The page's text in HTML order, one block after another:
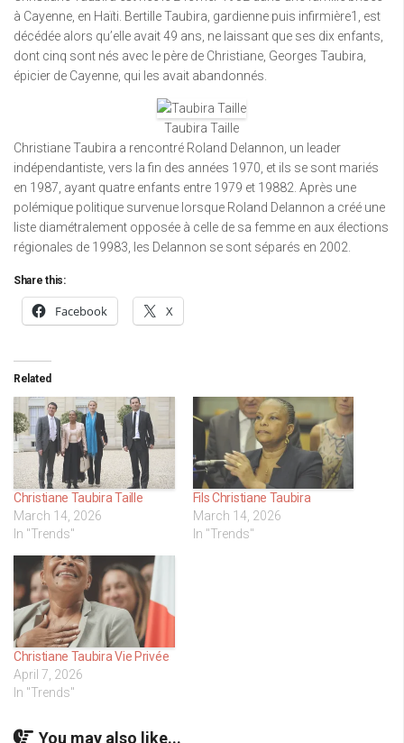
à Cayenne, en Haïti. Bertille Taubira, gardienne puis infirmière1, est
décédée alors qu’elle avait 49 ans, ne laissant que ses dix enfants,
dont cinq sont nés avec le père de Christiane, Georges Taubira,
épicier de Cayenne, qui les avait abandonnés.
Taubira Taille
Christiane Taubira a rencontré Roland Delannon, un leader
indépendantiste, vers la fin des années 1970, et ils se sont mariés
en 1987, ayant quatre enfants entre 1979 et 19882. Après une
polémique politique survenue lorsque Roland Delannon a créé une
liste diamétralement opposée à celle de sa femme en aux élections
régionales de 19983, les Delannon se sont séparés en 2002.
Share this:
Facebook X
Related
Christiane Taubira Taille
March 14, 2026
In "Trends"
Fils Christiane Taubira
March 14, 2026
In "Trends"
Christiane Taubira Vie Privée
April 7, 2026
In "Trends"
You may also like...